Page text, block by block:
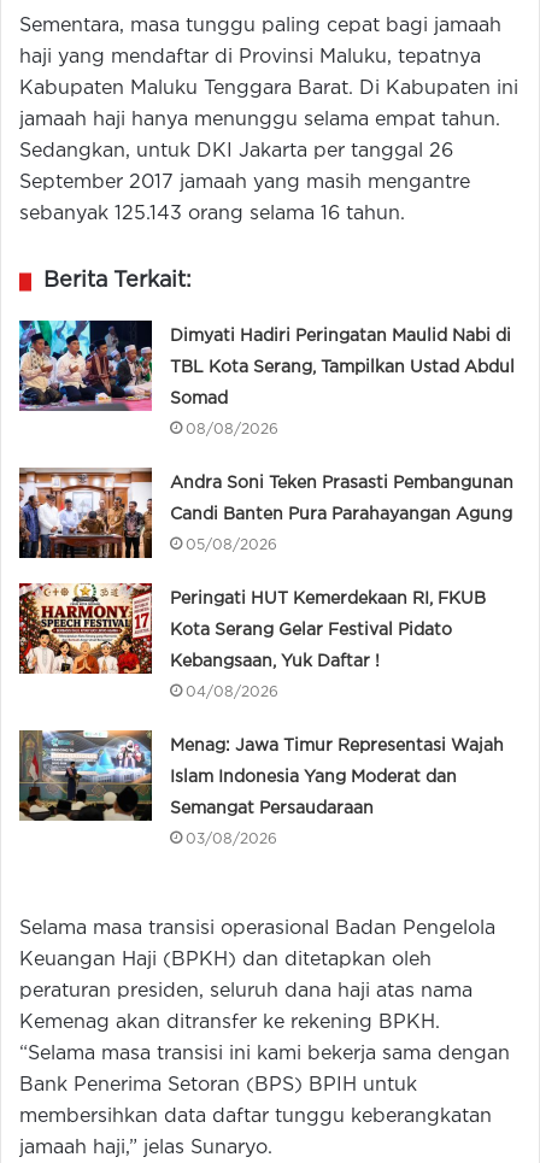
Sementara, masa tunggu paling cepat bagi jamaah
haji yang mendaftar di Provinsi Maluku, tepatnya
Kabupaten Maluku Tenggara Barat. Di Kabupaten ini
jamaah haji hanya menunggu selama empat tahun.
Sedangkan, untuk DKI Jakarta per tanggal 26
September 2017 jamaah yang masih mengantre
sebanyak 125.143 orang selama 16 tahun.
Berita Terkait:
Dimyati Hadiri Peringatan Maulid Nabi di
TBL Kota Serang, Tampilkan Ustad Abdul
Somad
08/08/2026
Andra Soni Teken Prasasti Pembangunan
Candi Banten Pura Parahayangan Agung
05/08/2026
Peringati HUT Kemerdekaan RI, FKUB
Kota Serang Gelar Festival Pidato
Kebangsaan, Yuk Daftar !
04/08/2026
Menag: Jawa Timur Representasi Wajah
Islam Indonesia Yang Moderat dan
Semangat Persaudaraan
03/08/2026
Selama masa transisi operasional Badan Pengelola
Keuangan Haji (BPKH) dan ditetapkan oleh
peraturan presiden, seluruh dana haji atas nama
Kemenag akan ditransfer ke rekening BPKH.
“Selama masa transisi ini kami bekerja sama dengan
Bank Penerima Setoran (BPS) BPIH untuk
membersihkan data daftar tunggu keberangkatan
jamaah haji,” jelas Sunaryo.